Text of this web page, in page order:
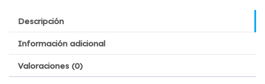
Descripción
Información adicional
Valoraciones (0)